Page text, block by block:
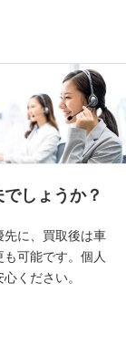
しょうか？
先に、買取後は車
可能です。個人
ください。